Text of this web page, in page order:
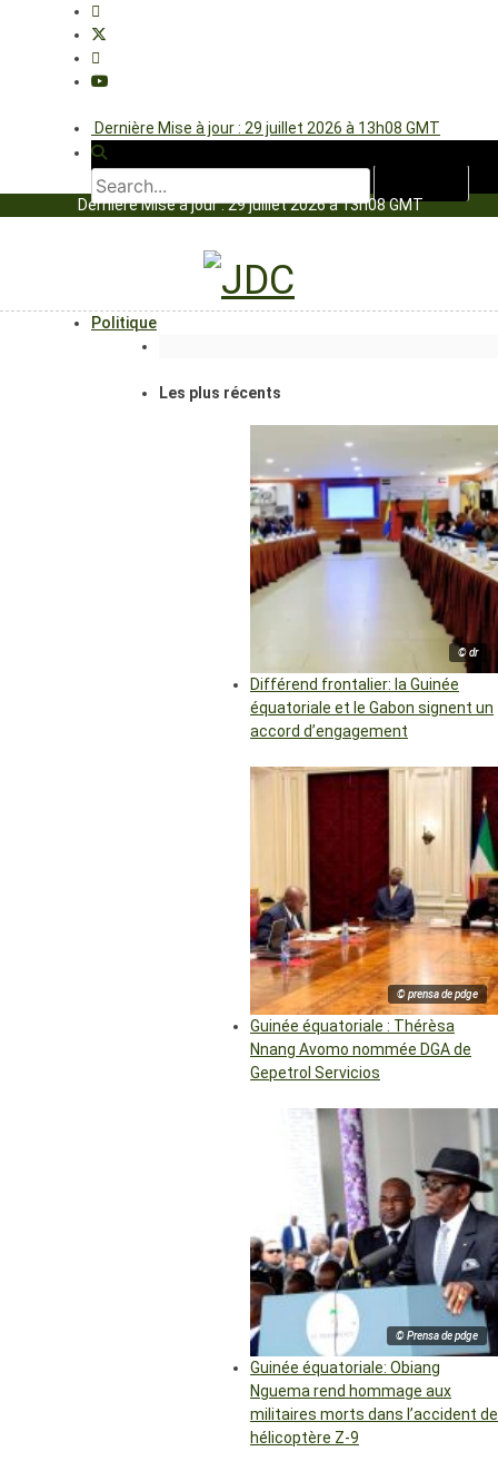
Dernière Mise à jour : 29 juillet 2026 à 13h08 GMT
Dernière Mise à jour : 29 juillet 2026 à 13h08 GMT
Politique
Les plus récents
© dr
Différend frontalier: la Guinée
équatoriale et le Gabon signent un
accord d’engagement
© prensa de pdge
Guinée équatoriale : Thérèsa
Nnang Avomo nommée DGA de
Gepetrol Servicios
© Prensa de pdge
Guinée équatoriale: Obiang
Nguema rend hommage aux
militaires morts dans l’accident de
hélicoptère Z-9